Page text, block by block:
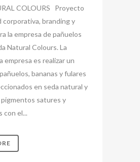
COLOURS Proyecto
corporativa, branding y
la empresa de pañuelos
Natural Colours. La
empresa es realizar un
bananas y fulares
en seda natural y
satures y
con el...